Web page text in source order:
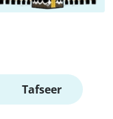
Tafseer